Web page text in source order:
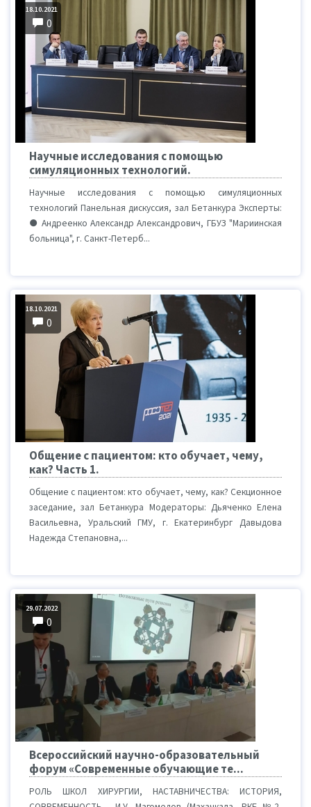
18.10.2021
0
Научные исследования с помощью
симуляционных технологий.
Научные исследования с помощью симуляционных
технологий Панельная дискуссия, зал Бетанкура Эксперты:
● Андреенко Александр Александрович, ГБУЗ "Мариинская
больница", г. Санкт-Петерб...
18.10.2021
0
Общение с пациентом: кто обучает, чему,
как? Часть 1.
Общение с пациентом: кто обучает, чему, как? Секционное
заседание, зал Бетанкура Модераторы: Дьяченко Елена
Васильевна, Уральский ГМУ, г. Екатеринбург Давыдова
Надежда Степановна,...
29.07.2022
0
Всероссийский научно-образовательный
форум «Современные обучающие те...
РОЛЬ ШКОЛ ХИРУРГИИ, НАСТАВНИЧЕСТВА: ИСТОРИЯ,